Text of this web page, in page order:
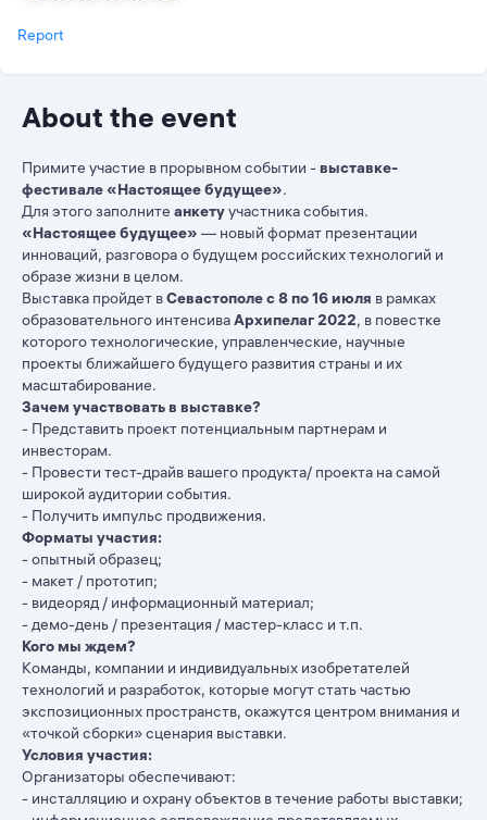
Report
About the event
Примите участие в прорывном событии - выставке-
фестивале «Настоящее будущее».
Для этого заполните анкетуучастника события.
«Настоящее будущее» — новый формат презентации
инноваций, разговора о будущем российских технологий и
образе жизни в целом.
Выставка пройдет вСевастополе с 8 по 16 июля в рамках
образовательного интенсиваАрхипелаг 2022, в повестке
которого технологические, управленческие, научные
проекты ближайшего будущего развития страны и их
масштабирование.
Зачем участвовать в выставке?
- Представить проект потенциальным партнерам и
инвесторам.
- Провести тест-драйв вашего продукта/ проекта на самой
широкой аудитории события.
- Получить импульс продвижения.
Форматы участия:
- опытный образец;
- макет / прототип;
- видеоряд / информационный материал;
- демо-день / презентация / мастер-класс и т.п.
Кого мы ждем?
Команды, компании и индивидуальных изобретателей
технологий и разработок, которые могут стать частью
экспозиционных пространств, окажутся центром внимания и
«точкой сборки» сценария выставки.
Условия участия:
Организаторы обеспечивают:
- инсталляцию и охрану объектов в течение работы выставки;